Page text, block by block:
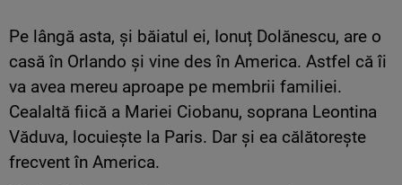
Pe lângă asta, și băiatul ei, Ionuț Dolănescu, are o
casă în Orlando și vine des în America. Astfel că îi
va avea mereu aproape pe membrii familiei.
Cealaltă fiică a Mariei Ciobanu, soprana Leontina
Văduva, locuiește la Paris. Dar și ea călătorește
frecvent în America.